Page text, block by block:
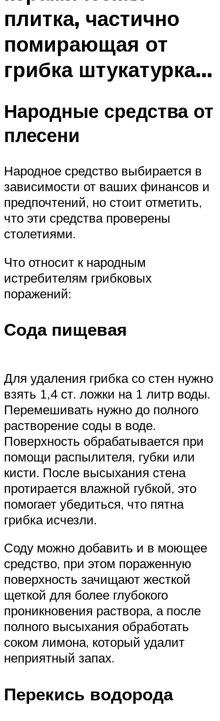
плитка, частично
помирающая от
грибка штукатурка…
Народные средства от
плесени
Народное средство выбирается в
зависимости от ваших финансов и
предпочтений, но стоит отметить,
что эти средства проверены
столетиями.
Что относит к народным
истребителям грибковых
поражений:
Сода пищевая
Для удаления грибка со стен нужно
взять 1,4 ст. ложки на 1 литр воды.
Перемешивать нужно до полного
растворение соды в воде.
Поверхность обрабатывается при
помощи распылителя, губки или
кисти. После высыхания стена
протирается влажной губкой, это
помогает убедиться, что пятна
грибка исчезли.
Соду можно добавить и в моющее
средство, при этом пораженную
поверхность зачищают жесткой
щеткой для более глубокого
проникновения раствора, а после
полного высыхания обработать
соком лимона, который удалит
неприятный запах.
Перекись водорода